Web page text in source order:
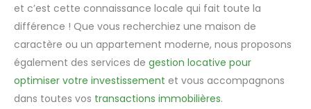
et c’est cette connaissance locale qui fait toute la
différence ! Que vous recherchiez une maison de
caractère ou un appartement moderne, nous proposons
également des services de gestion locative pour
optimiser votre investissement et vous accompagnons
dans toutes vos transactions immobilières.